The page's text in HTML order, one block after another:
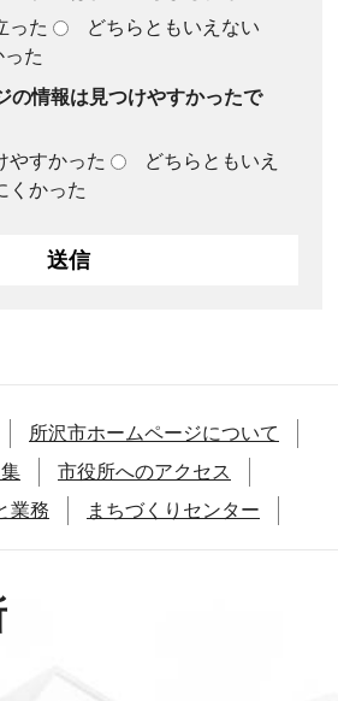
った
どちらともいえない
た
の情報は見つけやすかったで
やすかった
どちらともいえ
くかった
所沢市ホームページについて
市役所へのアクセス
業務
まちづくりセンター